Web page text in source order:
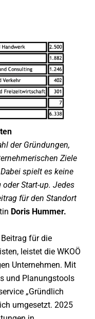
der Gründungen,
Ziele
spielt es keine
Start-up. Jedes
für den Standort
Doris Hummer.
für die
leistet die WKOÖ
Unternehmen. Mit
und Planungstools
„Gründlich
umgesetzt. 2025